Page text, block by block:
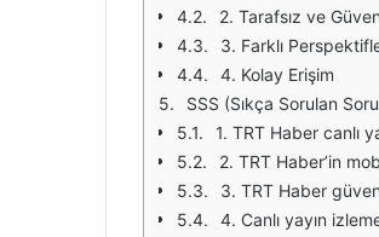
2. Tarafsız ve
3. Farklı
4. Kolay Erişim
SSS (Sıkça Sorulan
1. TRT Haber canlı
2. TRT Haber’in
3. TRT Haber
4. Canlı yayın